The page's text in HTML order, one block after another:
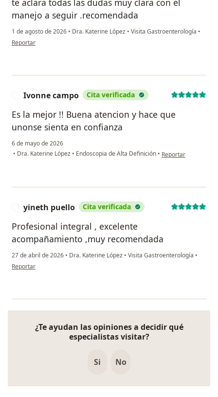
te aclara todas las dudas muy clara con el
manejo a seguir .recomendada
1 de agosto de 2026 • Dra. Katerine López • Visita Gastroenterología •
en opinión del usuario Yuli
Reportar
Ivonne campo Cita verificada
Es la mejor !! Buena atencion y hace que
unonse sienta en confianza
6 de mayo de 2026
• Dra. Katerine López • Endoscopia de Alta Definición • en opinión del
Reportar
yineth puello Cita verificada
Profesional integral , excelente
acompañamiento ,muy recomendada
27 de abril de 2026 • Dra. Katerine López • Visita Gastroenterología •
en opinión del usuario yineth puello
Reportar
¿Te ayudan las opiniones a decidir qué
especialistas visitar?
Si No